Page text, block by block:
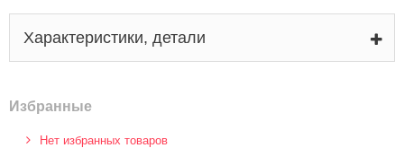
Характеристики, детали
Избранные
Нет избранных товаров